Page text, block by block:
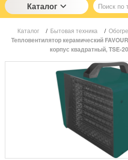
Каталог
Каталог / Бытовая техника /
Тепловентилятор керамический
корпус квадратный, TSE-